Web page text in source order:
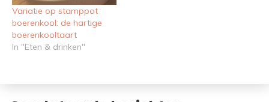
Variatie op stamppot
boerenkool: de hartige
boerenkooltaart
In "Eten & drinken"